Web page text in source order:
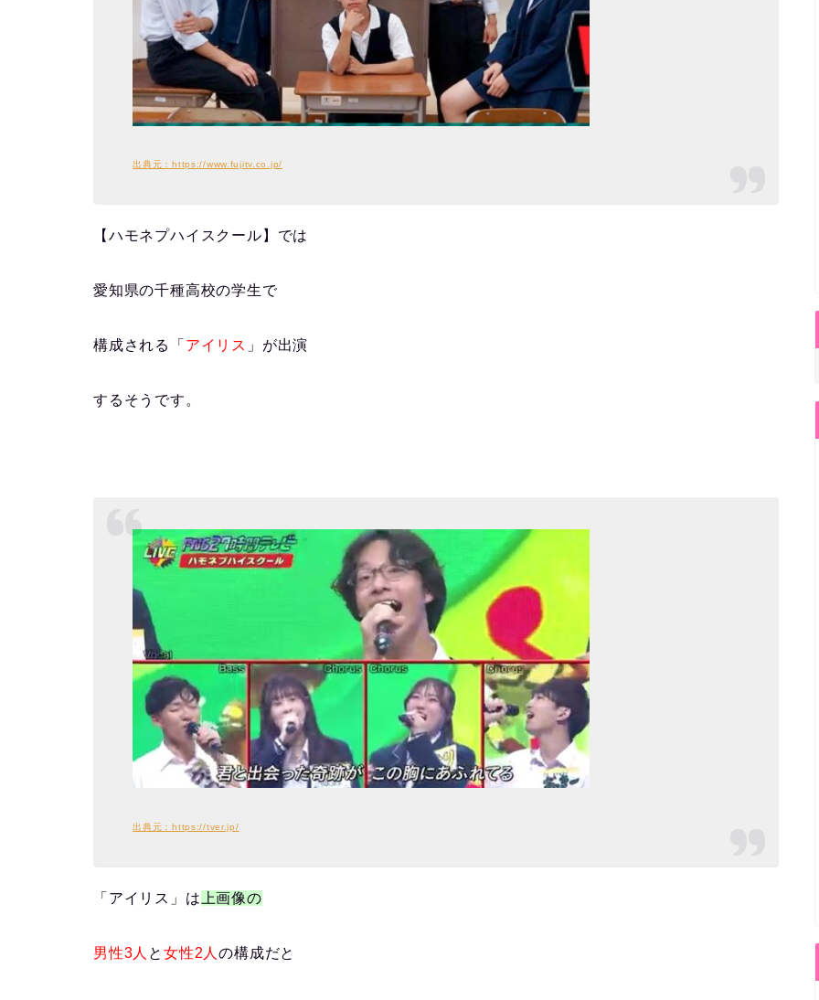
出典元：https://www.fujitv.co.jp/
【ハモネプハイスクール】では
愛知県の千種高校の学生で
構成される 「 アイリス 」が出演
するそうです。
出典元：https://tver.jp/
「アイリス」は 上画像の
男性3人 と女性2人の構成だと